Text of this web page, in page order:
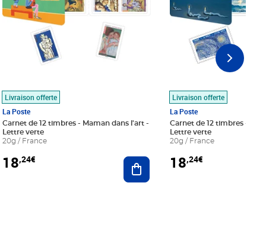
au panier
Livraison offerte
La Poste
Carnet de 12 timbres - Maman dans l'art -
Lettre verte
20g / France
18,24€ Ajouter au panier
Livraison offerte
La Poste
Carnet de 12 timbres - Le
Lettre verte
20g / France
18,24€